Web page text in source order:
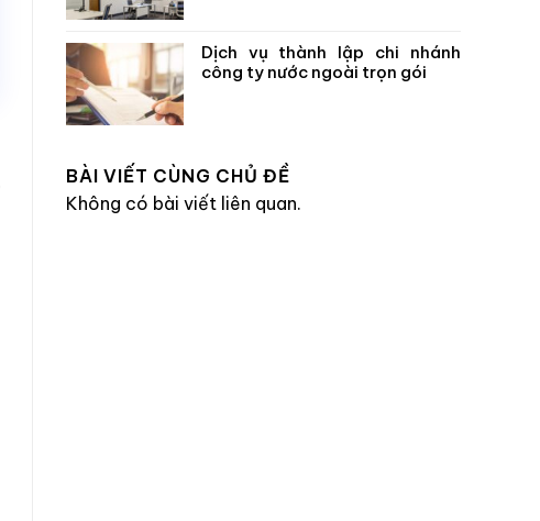
Dịch vụ thành lập chi nhánh
công ty nước ngoài trọn gói
BÀI VIẾT CÙNG CHỦ ĐỀ
Không có bài viết liên quan.